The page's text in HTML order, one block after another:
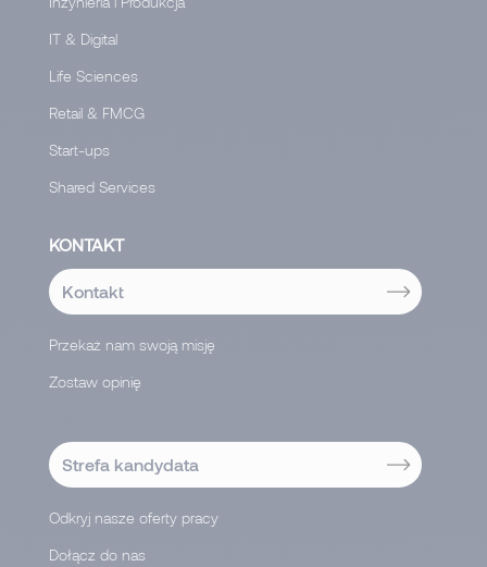
IT & Digital
Life Sciences
Retail & FMCG
Start-ups
Shared Services
KONTAKT
Kontakt
Przekaż nam swoją misję
Zostaw opinię
Strefa kandydata
Odkryj nasze oferty pracy
Dołącz do nas